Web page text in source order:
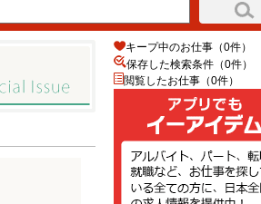
キープ中のお仕事（0件）
保存した検索条件（0件）
閲覧したお仕事（0件）